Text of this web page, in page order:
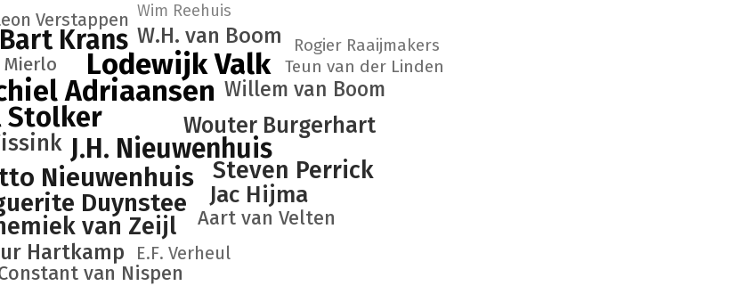
Lodewijk Valk
Adriaansen
Stolker
Bart Krans
J.H. Nieuwenhuis
Nieuwenhuis
Duynstee
van Zeijl
Steven Perrick
Jac Hijma
Wouter Burgerhart
Hartkamp
W.H. van Boom
Willem van Boom
van Nispen
Aart van Velten
Mierlo
Verstappen
E.F. Verheul
Teun van der Linden
Rogier Raaijmakers
Wim Reehuis